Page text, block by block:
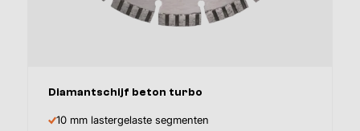
Afmeting
Diamantschijf beton turbo
10 mm lastergelaste segmenten